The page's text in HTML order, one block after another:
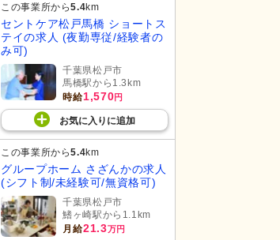
この事業所から5.4km
セントケア松戸馬橋 ショートス
テイの求人 (夜勤専従/経験者の
み可)
千葉県松戸市
馬橋駅から1.3km
時給1,570円
お気に入り に追加
この事業所から5.4km
グループホーム さざんかの求人
(シフト制/未経験可/無資格可)
千葉県松戸市
鰭ヶ崎駅から1.1km
月給21.3万円